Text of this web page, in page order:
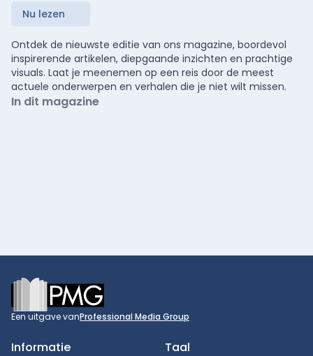
Nu lezen
Ontdek de nieuwste editie van ons magazine, boordevol
inspirerende artikelen, diepgaande inzichten en prachtige
visuals. Laat je meenemen op een reis door de meest
actuele onderwerpen en verhalen die je niet wilt missen.
In dit magazine
Footer
Een uitgave vanProfessional Media Group
Informatie Taal